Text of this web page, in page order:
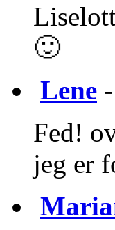
🙂
Lene -
Fed!
jeg er